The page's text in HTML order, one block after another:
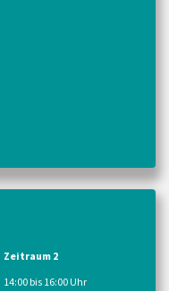
Zeitraum 2
14:00 bis 16:00 Uhr